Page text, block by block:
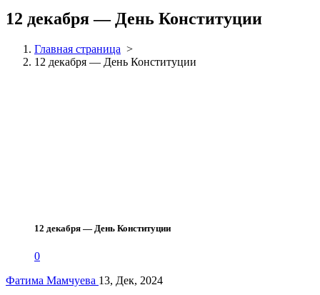
12 декабря — День Конституции
Главная страница >
12 декабря — День Конституции
12 декабря — День Конституции
0
Фатима Мамчуева 13, Дек, 2024